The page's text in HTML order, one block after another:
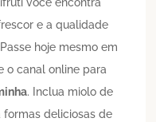
e a qualidade
hoje mesmo em
o canal online para
. Inclua miolo de
deliciosas de